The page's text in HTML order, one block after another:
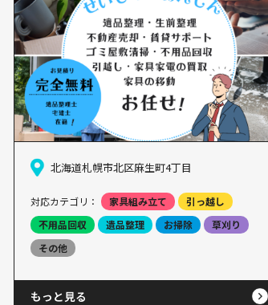
北海道札幌市北区麻生町4丁目
対応カテゴリ： 家具組み立て
引っ越し
不用品回収
遺品整理 お掃除
草刈り
その他
もっと見る